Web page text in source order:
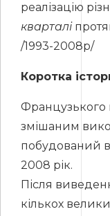
реалізацію
кварталі
/1993-2008р/
Коротка
Французького
змішаним
побудований в
2008 рік.
Після
кількох